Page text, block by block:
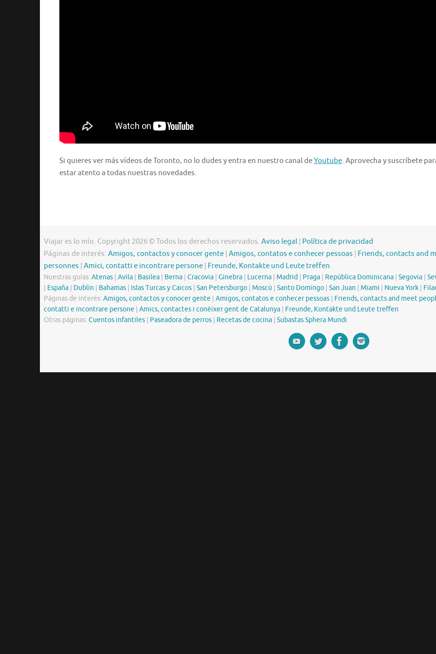
Si quieres ver más vídeos de Toronto, no lo dudes y entra en nuestro canal deYoutube. Aprovecha y suscríbete
estar atento a todas nuestras novedades.
Viajar es lo mío. Copyright 2026 © Todos los derechos reservados. Aviso legal Política de privacidad
Páginas de interés: Amigos, contactos y conocer gente Amigos, contatos e conhecer pessoas
Friends, contacts and
personnes Amici, contatti e incontrare persone Freunde, Kontakte und Leute treffen
Nuestras guías:Atenas Avila Basilea Berna Cracovia Ginebra Lucerna Madrid Praga República Dominicana Segovia
España Dublín Bahamas Islas Turcas y Caicos San Petersburgo Moscú Santo Domingo San Juan Miami Nueva York
Páginas de interés:Amigos, contactos y conocer gente Amigos, contatos e conhecer pessoas
Friends, contacts and meet
contatti e incontrare persone
Amics, contactes i conèixer gent de Catalunya
Freunde, Kontakte und Leute treffen
Otras páginas:Cuentos infantiles Paseadora de perros Recetas de cocina Subastas Sphera Mundi